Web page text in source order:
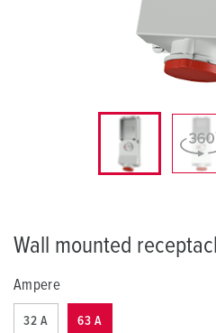
Wall mounted
Ampere
32 A 63 A